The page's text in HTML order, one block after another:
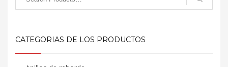
CATEGORIAS DE LOS PRODUCTOS